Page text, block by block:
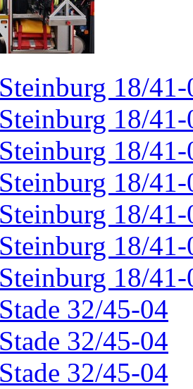
18/41-
18/41-
18/41-
18/41-
18/41-
18/41-
18/41-
32/45-04
32/45-04
32/45-04